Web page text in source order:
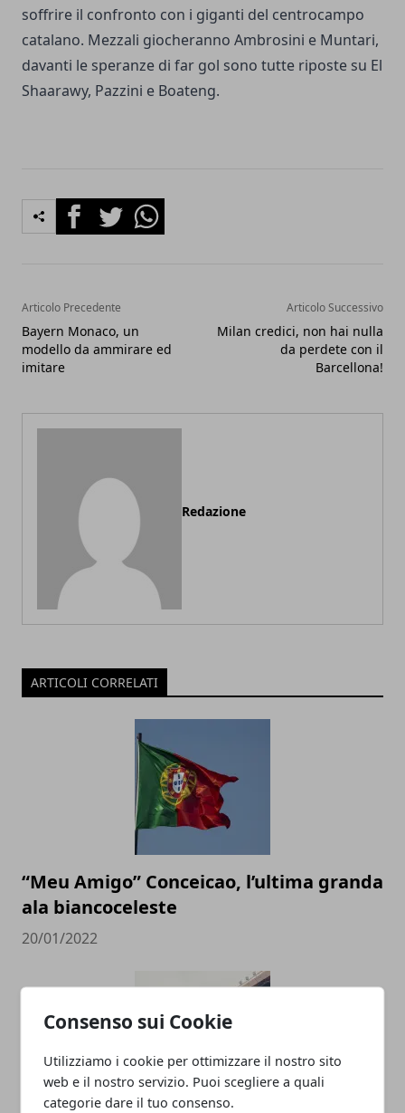
Consenso sui Cookie
Utilizziamo i cookie per ottimizzare il nostro sito
web e il nostro servizio. Puoi scegliere a quali
categorie dare il tuo consenso.
soffrire il confronto con i giganti del centrocampo
catalano. Mezzali giocheranno Ambrosini e Muntari,
davanti le speranze di far gol sono tutte riposte su El
Shaarawy, Pazzini e Boateng.
FacebookTwitterWhatsapp
Articolo Precedente
Bayern Monaco, un
modello da ammirare ed
imitare
Articolo Successivo
Milan credici, non hai nulla
da perdete con il
Barcellona!
Redazione
ARTICOLI CORRELATI
“Meu Amigo” Conceicao, l’ultima granda
ala biancoceleste
20/01/2022